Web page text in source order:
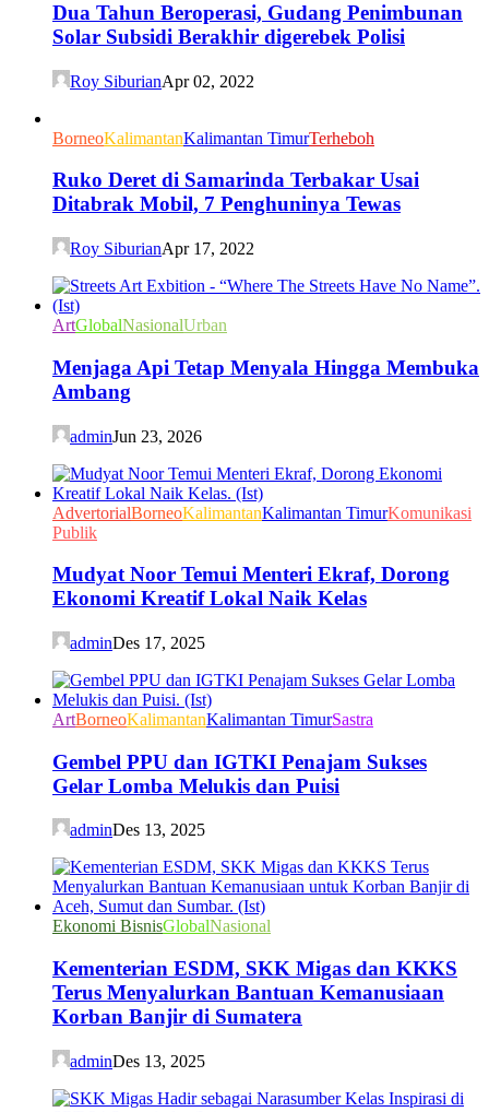
Dua Tahun Beroperasi, Gudang Penimbunan
Solar Subsidi Berakhir digerebek Polisi
Roy SiburianApr 02, 2022
BorneoKalimantanKalimantan TimurTerheboh
Ruko Deret di Samarinda Terbakar Usai
Ditabrak Mobil, 7 Penghuninya Tewas
Roy SiburianApr 17, 2022
ArtGlobalNasionalUrban
Menjaga Api Tetap Menyala Hingga Membuka
Ambang
adminJun 23, 2026
AdvertorialBorneoKalimantanKalimantan TimurKomunikasi
Publik
Mudyat Noor Temui Menteri Ekraf, Dorong
Ekonomi Kreatif Lokal Naik Kelas
adminDes 17, 2025
ArtBorneoKalimantanKalimantan TimurSastra
Gembel PPU dan IGTKI Penajam Sukses
Gelar Lomba Melukis dan Puisi
adminDes 13, 2025
Ekonomi BisnisGlobalNasional
Kementerian ESDM, SKK Migas dan KKKS
Terus Menyalurkan Bantuan Kemanusiaan
Korban Banjir di Sumatera
adminDes 13, 2025